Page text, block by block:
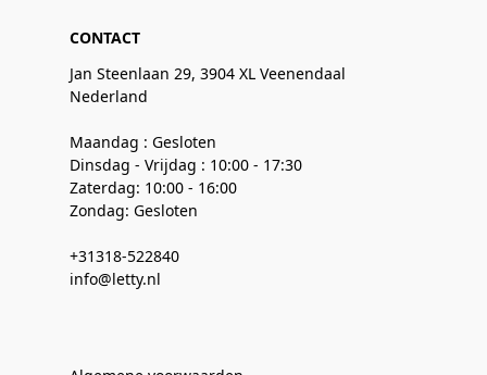
CONTACT
Jan Steenlaan 29, 3904 XL Veenendaal
Nederland
Maandag : Gesloten
Dinsdag - Vrijdag : 10:00 - 17:30
Zaterdag: 10:00 - 16:00
Zondag: Gesloten
+31318-522840
info@letty.nl